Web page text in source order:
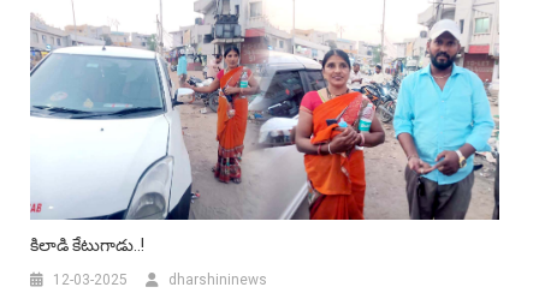
కిలాడి కేటుగాడు..!
12-03-2025 dharshininews